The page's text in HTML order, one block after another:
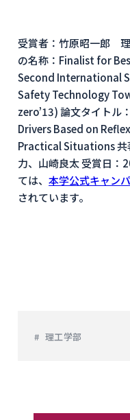
受賞者：竹原昭一郎
の名称：Finalist for
Second International
Safety Technology
zero’13) 論文タイト
Drivers Based on
Practical Situations 共
力、山崎良太 受賞日：
ては、 本学公式キャン
されています。
理工学部